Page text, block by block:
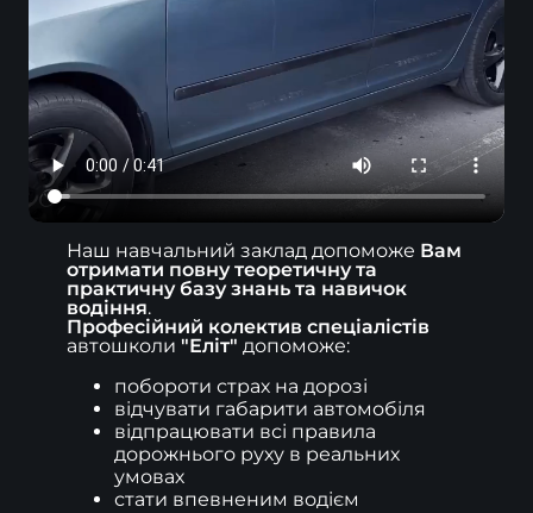
Наш навчальний заклад допоможе Вам
отримати повну теоретичну та
практичну базу знань та навичок
водіння
Професійний колектив спеціалістів
автошколи "Еліт" допоможе:
побороти страх на дорозі
відчувати габарити автомобіля
відпрацювати всі правила
дорожнього руху в реальних
умовах
стати впевненим водієм